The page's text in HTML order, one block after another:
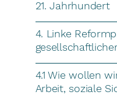
21. Jahrhundert
4. Linke
4.1 Wie wollen
Arbeit, soziale